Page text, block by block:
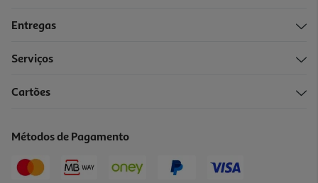
Entregas
Serviços
Cartões
Métodos de Pagamento